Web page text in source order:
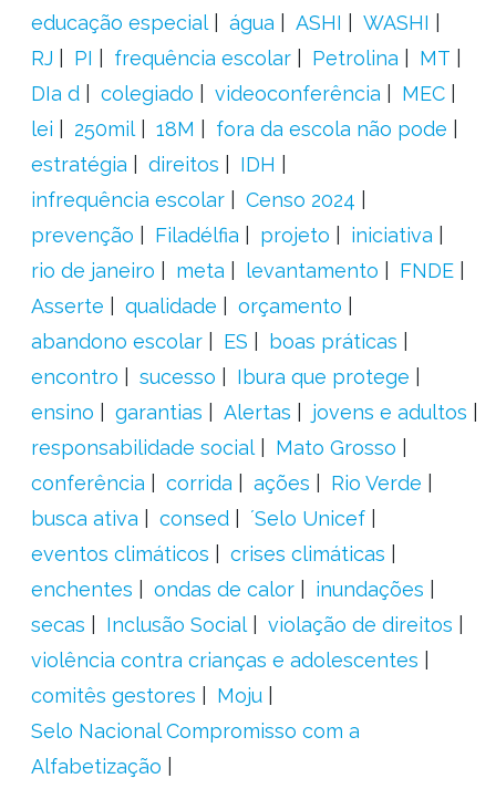
educação especial
água ASHI
WASHI
RJ
PI frequência escolar Petrolina
MT
DIa d
colegiado videoconferência
MEC
lei
250mil 18M
fora da escola não pode
estratégia
direitos
IDH
infrequência escolar
Censo 2024
prevenção
Filadélfia projeto
iniciativa
rio de janeiro
meta levantamento
FNDE
Asserte
qualidade
orçamento
abandono escolar
ES
boas práticas
encontro
sucesso
Ibura que protege
ensino
garantias Alertas
jovens e adultos
responsabilidade social
Mato Grosso
conferência
corrida ações
Rio Verde
busca ativa
consed
´Selo Unicef
eventos climáticos
crises climáticas
enchentes
ondas de calor
inundações
secas
Inclusão Social
violação de direitos
violência contra crianças e adolescentes
comitês gestores
Moju
Selo Nacional Compromisso com a
Alfabetização